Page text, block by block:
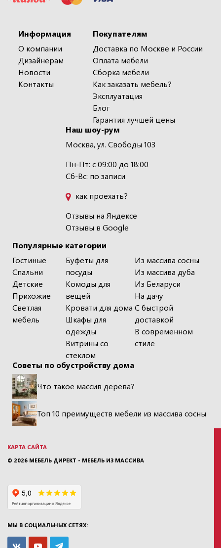
Информация
О компании
Дизайнерам
Новости
Контакты
Популярные категории
Гостиные
Спальни
Детские
Прихожие
Светлая
мебель
Буфеты для
посуды
Комоды для
вещей
Кровати для дома
Шкафы для
одежды
Витрины со
стеклом
Из массива сосны
Из массива дуба
Из Беларуси
На дачу
С быстрой
доставкой
В современном
стиле
Покупателям
Доставка по Москве и России
Оплата мебели
Сборка мебели
Как заказать мебель?
Эксплуатация
Блог
Гарантия лучшей цены
Наш шоу-рум
Москва, ул. Свободы 103
Пн-Пт: с 09:00 до 18:00
Сб-Вс: по записи
как проехать?
Отзывы на Яндексе
Отзывы в Google
Советы по обустройству дома
Что такое массив дерева?
Топ 10 преимуществ мебели из массива сосны
КАРТА САЙТА
© 2026 МЕБЕЛЬ ДИРЕКТ - МЕБЕЛЬ ИЗ МАССИВА
МЫ В СОЦИАЛЬНЫХ СЕТЯХ: